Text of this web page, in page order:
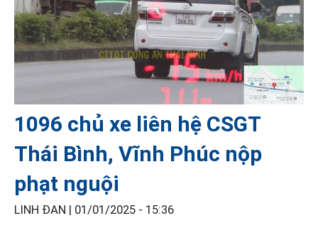
1096 chủ xe liên hệ CSGT
Thái Bình, Vĩnh Phúc nộp
phạt nguội
LINH ĐAN | 01/01/2025 - 15:36